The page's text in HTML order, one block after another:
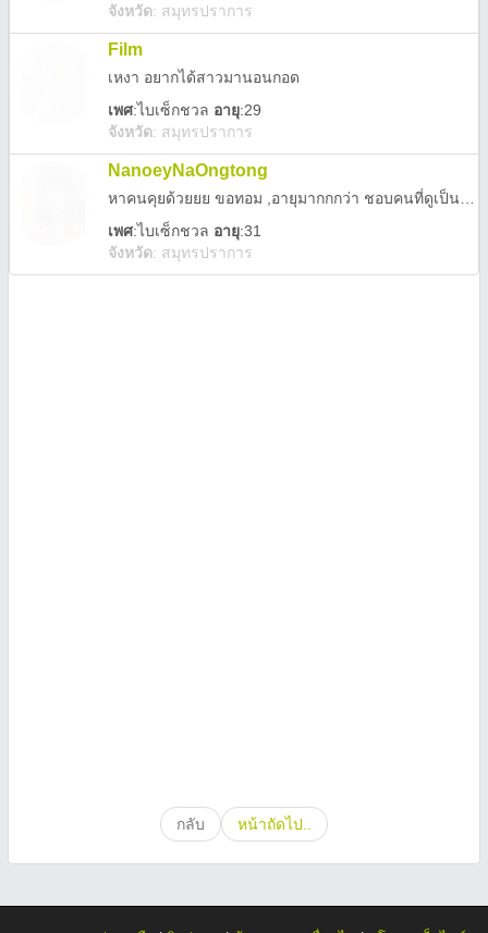
จังหวัด: สมุทรปราการ
Film
เหงา อยากได้สาวมานอนกอด
เพศ:ไบเซ็กชวล อายุ:29
จังหวัด: สมุทรปราการ
NanoeyNaOngtong
เพศ:ไบเซ็กชวล อายุ:31
จังหวัด: สมุทรปราการ
กลับ หน้าถัดไป..